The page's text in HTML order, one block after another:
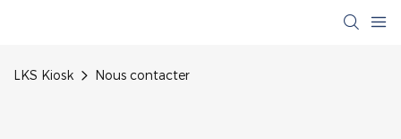
LKS Kiosk Nous contacter